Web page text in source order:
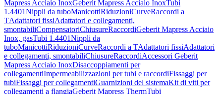
Mapress Acciaio InoxGeberit Mapress Acciaio InoxTubi
1.4401Nippli da tuboManicottiRiduzioniCurveRaccordi a
TAdattatori fissiAdattatori e collegamenti,
smontabiliCompensatoriChiusureRaccordiGeberit Mapress Acciaio
Inox, gasTubi 1.4401Nippli da
tuboManicottiRiduzioniCurveRaccordi a TAdattatori fissiAdattatori
e collegamenti, smontabiliChiusureRaccordiAccessori Geberit
Mapress Acciaio InoxDisaccoppiamenti per
collegamentiImpermeabilizzazioni per tubi e raccordiFissaggi per
tubiFissaggi per collegamentiGuarnizioni del sistemaKit di viti per
collegamenti a flangiaGeberit Mapress ThermTubi